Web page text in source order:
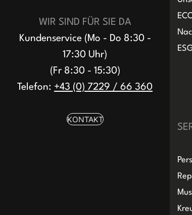
WIR SIND FÜR SIE DA
Kundenservice (Mo - Do 8:30 -
17:30 Uhr)
(Fr 8:30 - 15:30)
Telefon: +43 (0) 7229 / 66 360
KONTAKT